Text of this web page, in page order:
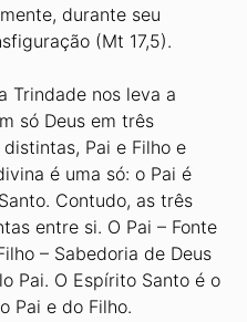
durante seu
(Mt 17,5).
Trindade nos leva a
só Deus em três
Pai e Filho e
é uma só: o Pai é
Contudo, as três
entre si. O Pai – Fonte
– Sabedoria de Deus
Pai. O Espírito Santo é o
Pai e do Filho.